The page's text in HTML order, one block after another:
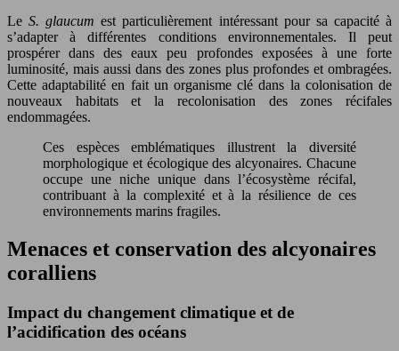
LeS. glaucumest particulièrement intéressant pour sa capacité à
s’adapter à différentes conditions environnementales. Il peut
prospérer dans des eaux peu profondes exposées à une forte
luminosité, mais aussi dans des zones plus profondes et ombragées.
Cette adaptabilité en fait un organisme clé dans la colonisation de
nouveaux habitats et la recolonisation des zones récifales
endommagées.
Ces espèces emblématiques illustrent la diversité
morphologique et écologique des alcyonaires. Chacune
occupe une niche unique dans l’écosystème récifal,
contribuant à la complexité et à la résilience de ces
environnements marins fragiles.
Menaces et conservation des alcyonaires
coralliens
Impact du changement climatique et de
l’acidification des océans